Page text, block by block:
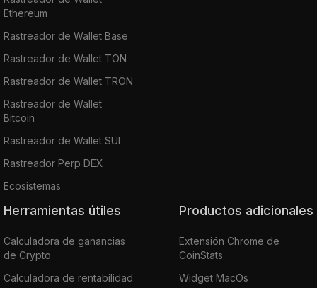
Ethereum
Rastreador de Wallet Base
Rastreador de Wallet TON
Rastreador de Wallet TRON
Rastreador de Wallet
Bitcoin
Rastreador de Wallet SUI
Rastreador Perp DEX
Ecosistemas
Herramientas útiles
Calculadora de ganancias
de Crypto
Calculadora de rentabilidad
Productos adicionales
Extensión Chrome de
CoinStats
Widget MacOs